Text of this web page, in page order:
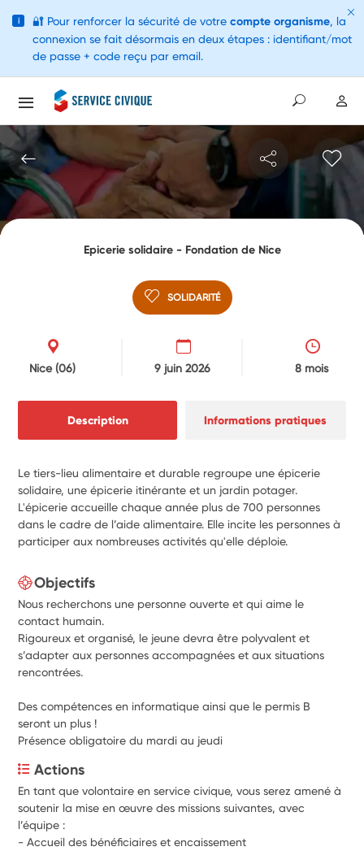
Epicerie solidaire - Fondation de Nice
SOLIDARITÉ
Nice(06) 9 juin 2026 8 mois
Description Informations pratiques
Le tiers-lieu alimentaire et durable regroupe une épicerie
solidaire, une épicerie itinérante et un jardin potager.
L'épicerie accueille chaque année plus de 700 personnes
dans le cadre de l’aide alimentaire. Elle incite les personnes à
participer aux nombreuses activités qu'elle déploie.
Objectifs
Nous recherchons une personne ouverte et qui aime le
contact humain.
Rigoureux et organisé, le jeune devra être polyvalent et
s’adapter aux personnes accompagnées et aux situations
rencontrées.
Des compétences en informatique ainsi que le permis B
seront un plus !
Présence obligatoire du mardi au jeudi
Actions
En tant que volontaire en service civique, vous serez amené à
soutenir la mise en œuvre des missions suivantes, avec
l’équipe :
- Accueil des bénéficiaires et encaissement
i 🔐 Pour renforcer la sécurité de votre compte organisme, la
connexion se fait désormais en deux étapes : identifiant/mot
de passe + code reçu par email.